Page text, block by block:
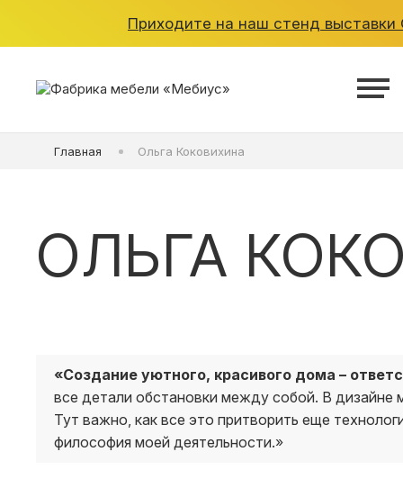
Приходите на наш стенд выставки
Главная Ольга Коковихина
ОЛЬГА
«Создание уютного, красивого дома –
все детали обстановки между собой. В дизайне
Тут важно, как все это притворить еще
философия моей деятельности.»
ГАРДЕРОБНЫЕ
ДЕТСКИЕ